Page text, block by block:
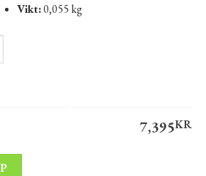
Vikt:0,055 kg
7,395KR
smide VÄTTERN 90 cm mängd